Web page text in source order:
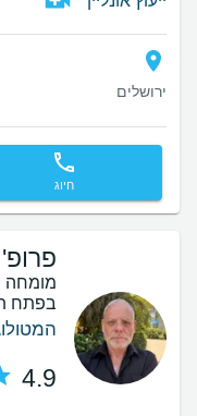
ירושלים
חיוג
פרופ'
מומחה
בפתח
4.9